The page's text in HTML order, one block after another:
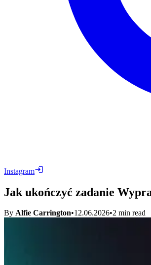
Instagram
Jak ukończyć zadanie
By Alfie Carrington•12.06.2026•2 min read